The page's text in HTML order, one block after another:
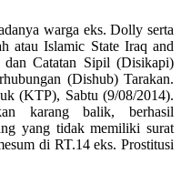
warga eks. Dolly serta
atau Islamic State Iraq and
Catatan Sipil (Disikapi)
(Dishub) Tarakan.
(KTP), Sabtu (9/08/2014).
karang balik, berhasil
yang tidak memiliki surat
di RT.14 eks. Prostitusi